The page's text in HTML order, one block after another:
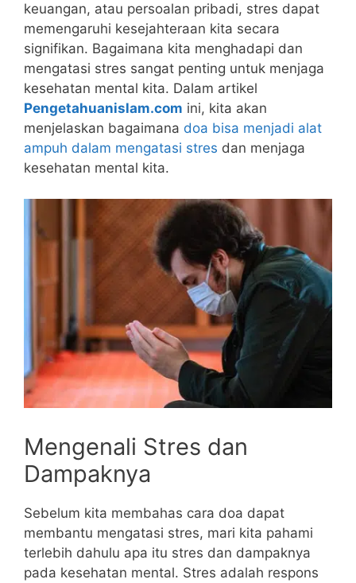
keuangan, atau persoalan pribadi, stres dapat
memengaruhi kesejahteraan kita secara
signifikan. Bagaimana kita menghadapi dan
mengatasi stres sangat penting untuk menjaga
kesehatan mental kita. Dalam artikel
Pengetahuanislam.com ini, kita akan
menjelaskan bagaimana doa bisa menjadi alat
ampuh dalam mengatasi stres dan menjaga
kesehatan mental kita.
Mengenali Stres dan
Dampaknya
Sebelum kita membahas cara doa dapat
membantu mengatasi stres, mari kita pahami
terlebih dahulu apa itu stres dan dampaknya
pada kesehatan mental. Stres adalah respons